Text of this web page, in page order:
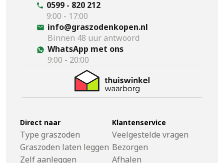
0599 - 820 212
9:00 - 17:00
info@graszodenkopen.nl
Binnen 48 uur antwoord
WhatsApp met ons
9:00 - 20:00
Direct naar
Type graszoden
Graszoden laten leggen
Zelf aanleggen
Klantenservice
Veelgestelde vragen
Bezorgen
Afhalen